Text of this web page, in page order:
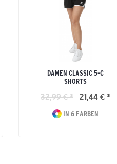
DAMEN CLASSIC 5-C
SHORTS
32,99 € * 21,44 € *
IN 6 FARBEN